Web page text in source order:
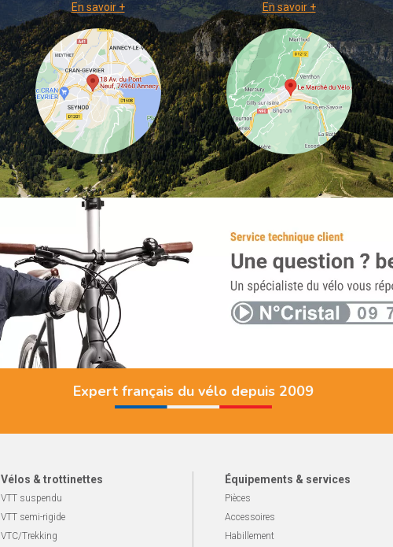
En savoir + En savoir +
Expert français du vélo depuis 2009
Vélos & trottinettes
VTT suspendu
VTT semi-rigide
VTC/Trekking
Équipements & services
Pièces
Accessoires
Habillement